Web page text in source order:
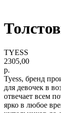
TYESS
2305,00
р.
Tyess, бренд
для девочек в
отвечает всем
ярко в любое